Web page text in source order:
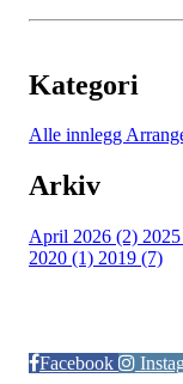
Kategori
Alle innlegg
Arkiv
April 2026 (2)
2020 (1) 2019 (7)
Facebook